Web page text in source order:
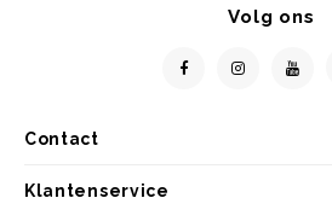
Contact
Volg ons
Klantenservice